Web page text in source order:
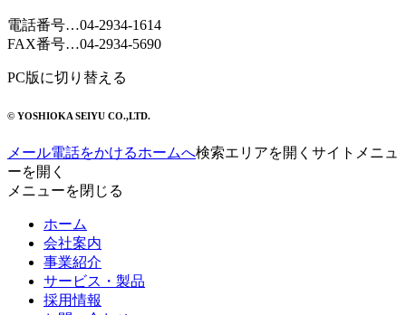
電話番号…04-2934-1614
FAX番号…04-2934-5690
PC版に切り替える
© YOSHIOKA SEIYU CO.,LTD.
メール電話をかけるホームへ検索エリアを開く サイトメニュ
ーを開く
メニューを閉じる
ホーム
会社案内
事業紹介
サービス・製品
採用情報